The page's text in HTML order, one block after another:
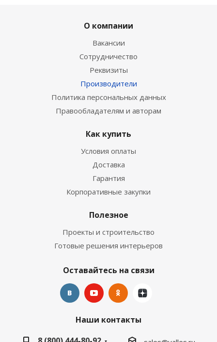
О компании
Вакансии
Сотрудничество
Реквизиты
Производители
Политика персональных данных
Правообладателям и авторам
Как купить
Условия оплаты
Доставка
Гарантия
Корпоративные закупки
Полезное
Проекты и строительство
Готовые решения интерьеров
Оставайтесь на связи
Наши контакты